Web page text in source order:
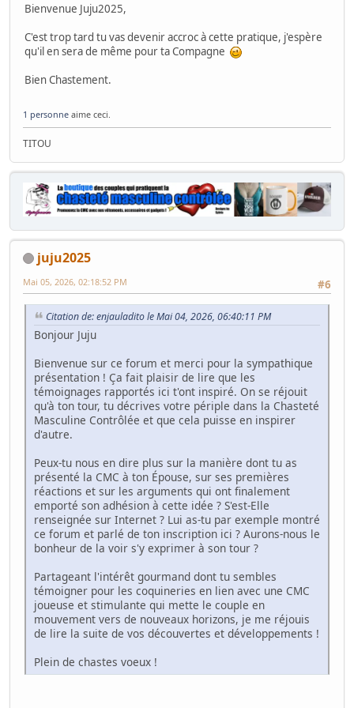
Bienvenue Juju2025,
C'est trop tard tu vas devenir accroc à cette pratique, j'espère
qu'il en sera de même pour ta Compagne
Bien Chastement.
1 personne aime ceci.
TITOU
juju2025
#6
Mai 05, 2026, 02:18:52 PM
Citation de: enjauladito le Mai 04, 2026, 06:40:11 PM
Bonjour Juju
Bienvenue sur ce forum et merci pour la sympathique
présentation ! Ça fait plaisir de lire que les
témoignages rapportés ici t'ont inspiré. On se réjouit
qu'à ton tour, tu décrives votre périple dans la Chasteté
Masculine Contrôlée et que cela puisse en inspirer
d'autre.
Peux-tu nous en dire plus sur la manière dont tu as
présenté la CMC à ton Épouse, sur ses premières
réactions et sur les arguments qui ont finalement
emporté son adhésion à cette idée ? S'est-Elle
renseignée sur Internet ? Lui as-tu par exemple montré
ce forum et parlé de ton inscription ici ? Aurons-nous le
bonheur de la voir s'y exprimer à son tour ?
Partageant l'intérêt gourmand dont tu sembles
témoigner pour les coquineries en lien avec une CMC
joueuse et stimulante qui mette le couple en
mouvement vers de nouveaux horizons, je me réjouis
de lire la suite de vos découvertes et développements !
Plein de chastes voeux !